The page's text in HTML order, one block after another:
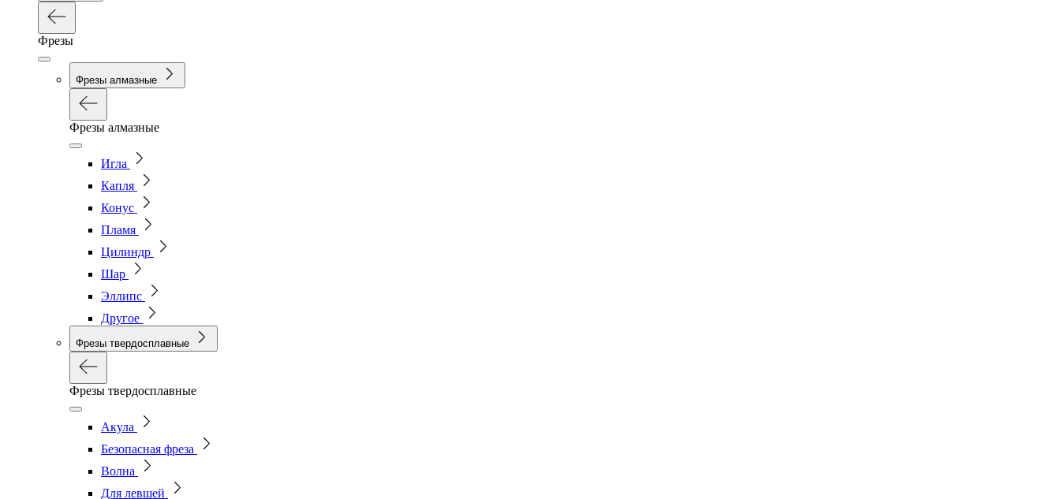
Фрезы
Фрезы алмазные
Фрезы алмазные
Игла
Капля
Конус
Пламя
Цилиндр
Шар
Эллипс
Другое
Фрезы твердосплавные
Фрезы твердосплавные
Акула
Безопасная фреза
Волна
Для левшей